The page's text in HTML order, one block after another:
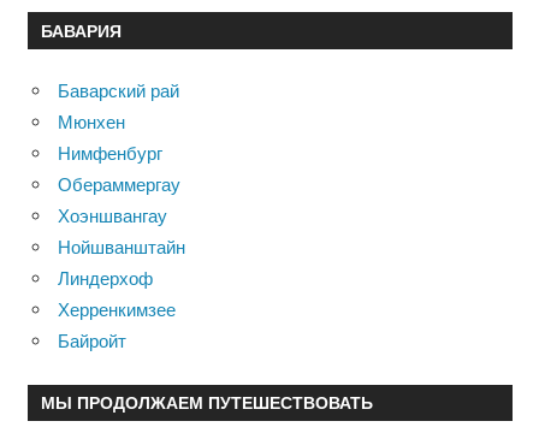
БАВАРИЯ
Баварский рай
Мюнхен
Нимфенбург
Обераммергау
Хоэншвангау
Нойшванштайн
Линдерхоф
Херренкимзее
Байройт
МЫ ПРОДОЛЖАЕМ ПУТЕШЕСТВОВАТЬ